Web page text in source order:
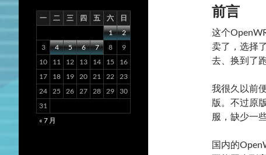
前言
这个
卖了，选择
去、换到了
我很久以前
版。不过原
服，缺少一
国内的
一 二 三 四 五 六
日
1
2
3
4 5 6 7 8
9
10
11 12 13 14 15
16
17
18 19 20 21 22 23
24 25 26 27 28 29
30
31
« 7 月